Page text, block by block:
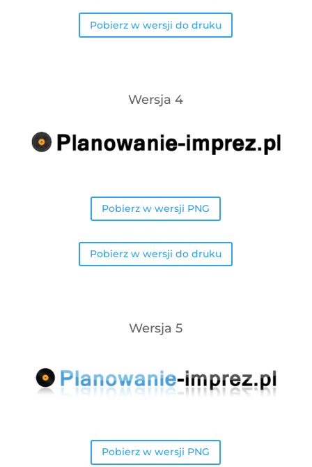
Pobierz w wersji do druku
Wersja 4
Pobierz w wersji PNG
Pobierz w wersji do druku
Wersja 5
Pobierz w wersji PNG